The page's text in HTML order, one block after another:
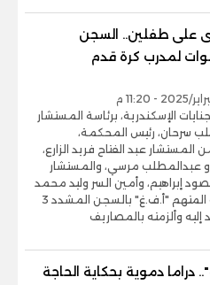
على طفلين.. السجن
3 سنوات لمدرب كرة قدم
الإسكندرية، برئاسة المستشار
سرحان، رئيس المحكمة،
عبد الفتاح فريد الزارع،
عبدالمطلب مرسي، والمستشار
إبراهيم، وأمين السر وليد محمد
محب، بمعاقبة المتهم "أ.ف.غ" بالسجن المشدد 3
وألزمته بالمصاريف
دراما دموية بحكاية الحاجة